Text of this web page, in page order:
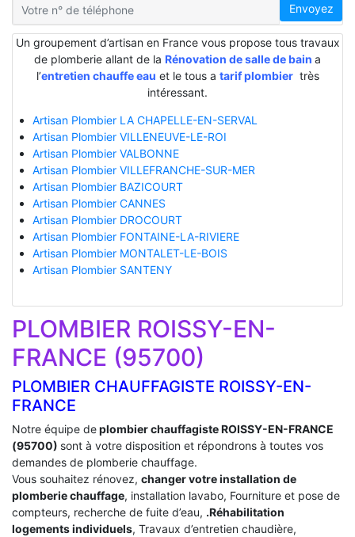
Envoyez
Un groupement d’artisan en France vous propose tous travaux
de plomberie allant de la Rénovation de salle de bain a
l’entretien chauffe eau et le tous a tarif plombiertrès
intéressant.
Artisan Plombier LA CHAPELLE-EN-SERVAL
Artisan Plombier VILLENEUVE-LE-ROI
Artisan Plombier VALBONNE
Artisan Plombier VILLEFRANCHE-SUR-MER
Artisan Plombier BAZICOURT
Artisan Plombier CANNES
Artisan Plombier DROCOURT
Artisan Plombier FONTAINE-LA-RIVIERE
Artisan Plombier MONTALET-LE-BOIS
Artisan Plombier SANTENY
PLOMBIER ROISSY-EN-
FRANCE (95700)
PLOMBIER CHAUFFAGISTE ROISSY-EN-
FRANCE
Notre équipe deplombier chauffagiste ROISSY-EN-FRANCE
(95700) sont à votre disposition et répondrons à toutes vos
demandes de plomberie chauffage.
Vous souhaitez rénovez, changer votre installation de
plomberie chauffage, installation lavabo, Fourniture et pose de
compteurs, recherche de fuite d’eau, .Réhabilitation
logements individuels, Travaux d’entretien chaudière,